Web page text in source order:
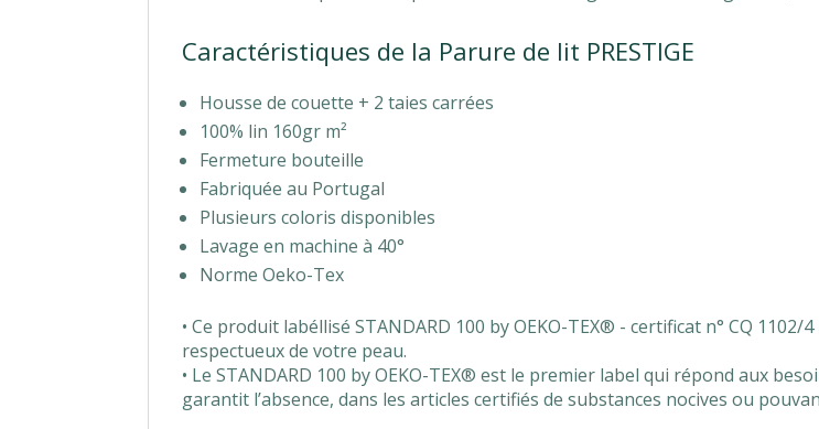
Caractéristiques de la Parure de lit PRESTIGE
Housse de couette + 2 taies carrées
100% lin 160gr m²
Fermeture bouteille
Fabriquée au Portugal
Plusieurs coloris disponibles
Lavage en machine à 40°
Norme Oeko-Tex
• Ce produit labéllisé STANDARD 100 by OEKO-TEX® - certificat n° CQ
respectueux de votre peau.
• Le STANDARD 100 by OEKO-TEX® est le premier label qui répond aux
garantit l’absence, dans les articles certifiés de substances nocives ou